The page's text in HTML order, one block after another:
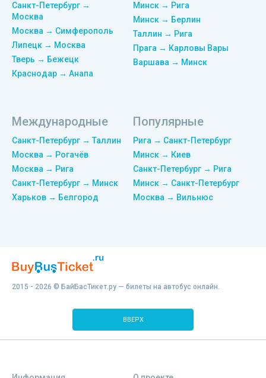
Санкт-Петербург →
Москва
Москва → Симферополь
Липецк → Москва
Тверь → Бежецк
Краснодар → Анапа
Минск → Рига
Минск → Берлин
Таллин → Рига
Прага → Карловы Вары
Варшава → Минск
Международные
Санкт-Петербург → Таллин
Москва → Рогачёв
Москва → Рига
Санкт-Петербург → Минск
Харьков → Белгород
Популярные
Рига → Санкт-Петербург
Минск → Киев
Санкт-Петербург → Рига
Минск → Санкт-Петербург
Москва → Вильнюс
2015 - 2026 © БайБасТикет.ру — билеты на автобус онлайн.
ВВЕРХ